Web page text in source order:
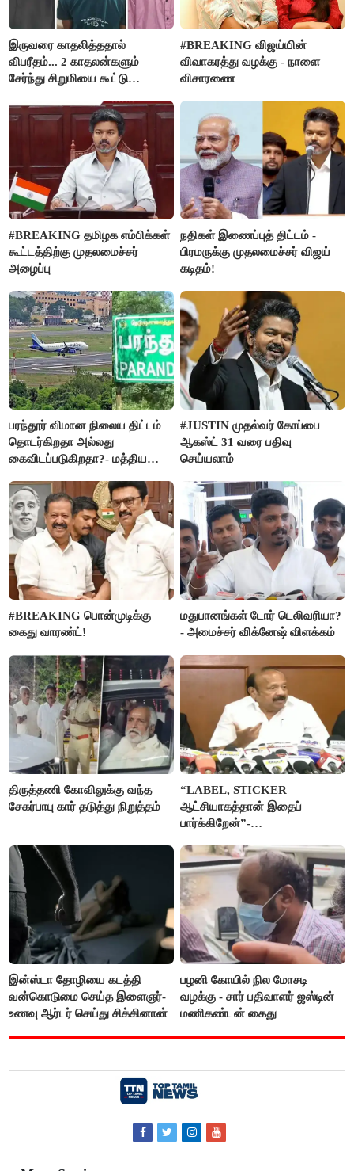
இருவரை காதலித்ததால்
விபரீதம்... 2 காதலன்களும்
சேர்ந்து சிறுமியை கூட்டு
செய்த கொடூரம்
#BREAKING விஜய்யின்
விவாகரத்து வழக்கு - நாளை
விசாரணை
#BREAKING தமிழக எம்பிக்கள்
கூட்டத்திற்கு முதலமைச்சர்
அழைப்பு
நதிகள் இணைப்புத் திட்டம் -
பிரமருக்கு முதலமைச்சர் விஜய்
கடிதம்!
பரந்தூர் விமான நிலைய திட்டம்
தொடர்கிறதா அல்லது
கைவிடப்படுகிறதா?- மத்திய
#JUSTIN முதல்வர் கோப்பை
ஆகஸ்ட் 31 வரை பதிவு
செய்யலாம்
#BREAKING பொன்முடிக்கு
கைது வாரண்ட்!
மதுபானங்கள் டோர் டெலிவரியா?
- அமைச்சர் விக்னேஷ் விளக்கம்
திருத்தணி கோவிலுக்கு வந்த
சேகர்பாபு கார் தடுத்து நிறுத்தம்
“LABEL, STICKER
ஆட்சியாகத்தான் இதைப்
பார்க்கிறேன்”-
இன்ஸ்டா தோழியை கடத்தி
வன்கொடுமை செய்த இளைஞர்-
உணவு ஆர்டர் செய்து சிக்கினான்
பழனி கோயில் நில மோசடி
வழக்கு - சார் பதிவாளர் ஜஸ்டின்
மணிகண்டன் கைது